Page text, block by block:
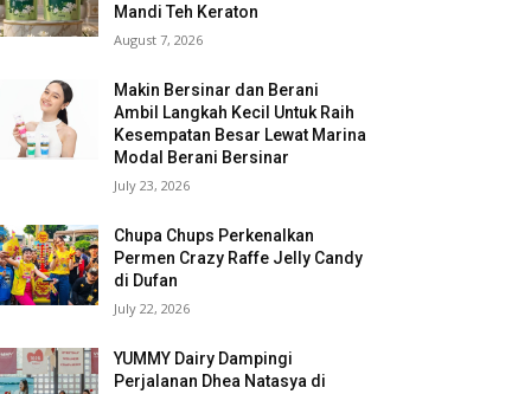
Mandi Teh Keraton
August 7, 2026
Makin Bersinar dan Berani
Ambil Langkah Kecil Untuk Raih
Kesempatan Besar Lewat Marina
Modal Berani Bersinar
July 23, 2026
Chupa Chups Perkenalkan
Permen Crazy Raffe Jelly Candy
di Dufan
July 22, 2026
YUMMY Dairy Dampingi
Perjalanan Dhea Natasya di